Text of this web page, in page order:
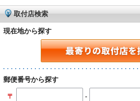
取付店検索
現在地から探す
郵便番号から探す
〒 -